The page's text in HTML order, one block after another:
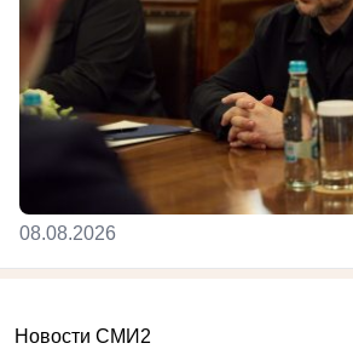
08.08.2026
Новости СМИ2